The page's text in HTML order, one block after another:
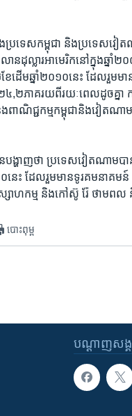
វាង​ប្រទេស​កម្ពុជា​ និង​ប្រទេស​
ដុល្លារ​អាមេរិក​នៅ​ក្នុង​ឆ្នាំ២
ែ​ដើម​ឆ្នាំ​២០១០​នេះ​ ​ដែល​រួម​ម
ភាគរយ​ពី​រយៈ​ពេល​ដូចគ្នា​
ាណិជ្ជ​កម្ម​កម្ពុជា​និង​វៀតណា
ន​បង្ហាញថា​ ​ប្រទេស​វៀតណាម​
០​នេះ​ ដែល​រួមមាន​ទូរ​គមនាគម
ាហ​កម្ម​ និង​កៅស៊ូ​ រ៉ែ ថាមពល ​និ
បោះពុម្ព
បណ្តាញ​សង្